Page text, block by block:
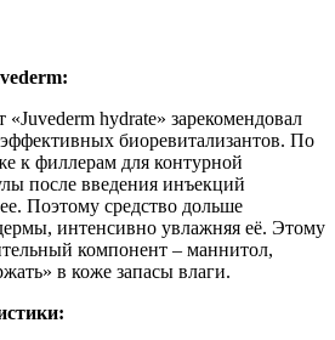
hydrate» зарекомендовал
биоревитализантов. По
к филлерам для контурной
после введения инъекций
Поэтому средство дольше
интенсивно увлажняя её. Этому
компонент – маннитол,
в коже запасы влаги.